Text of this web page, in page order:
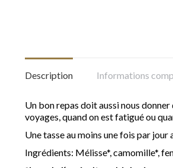
Description Informations
Un bon repas doit aussi nous
voyages, quand on est fatigué ou
Une tasse au moins une fois par
Ingrédients: Mélisse*, camomille*,